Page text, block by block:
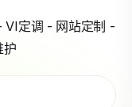
VI定调 - 网站定制 -
护